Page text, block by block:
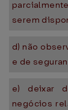
serem
d) não
e de
e) deixar
negócios